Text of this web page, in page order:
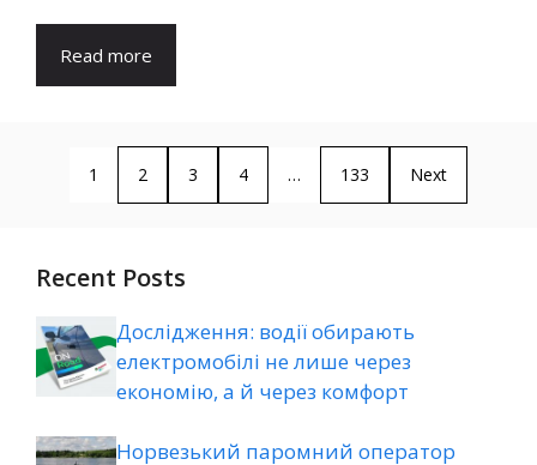
Read more
1 2 3 4 … 133 Next
Recent Posts
Дослідження: водії обирають
електромобілі не лише через
економію, а й через комфорт
Норвезький паромний оператор